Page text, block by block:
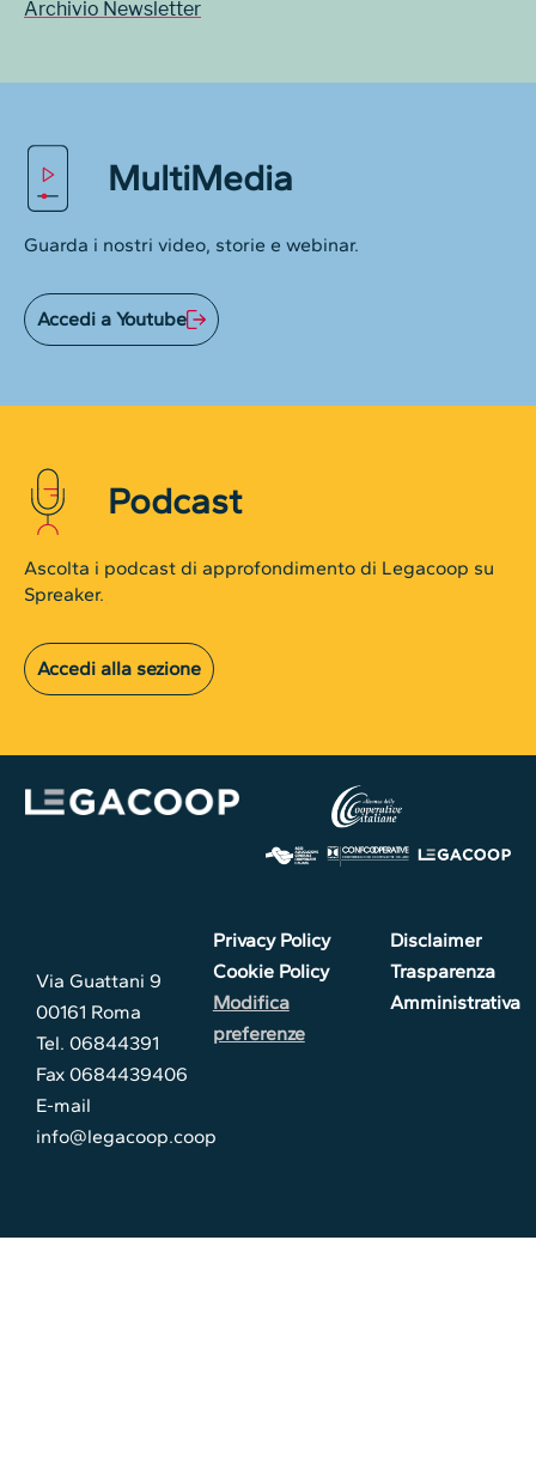
Archivio Newsletter
MultiMedia
Guarda i nostri video, storie e webinar.
Accedi a Youtube
Podcast
Ascolta i podcast di approfondimento di Legacoop su
Spreaker.
Accedi alla sezione
Via Guattani 9
00161 Roma
Tel. 06844391
Fax 0684439406
E-mail
info@legacoop.coop
Privacy Policy
Cookie Policy
Modifica
preferenze
Disclaimer
Trasparenza
Amministrativa